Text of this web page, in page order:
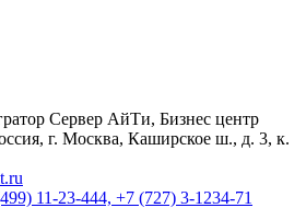
Сервер АйТи, Бизнес центр
г. Москва, Каширское ш., д. 3, к.
11-23-444, +7 (727) 3-1234-71